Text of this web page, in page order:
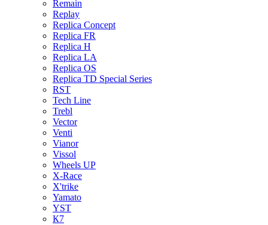
Remain
Replay
Replica Concept
Replica FR
Replica H
Replica LA
Replica OS
Replica TD Special Series
RST
Tech Line
Trebl
Vector
Venti
Vianor
Vissol
Wheels UP
X-Race
X'trike
Yamato
YST
К7